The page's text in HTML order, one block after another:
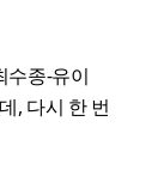
수종-유이
, 다시 한 번